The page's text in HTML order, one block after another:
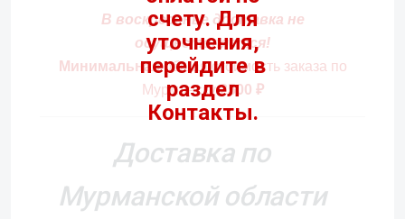
В воскресенье доставка не
осуществляется!
Минимальнаяобщая стоимость заказа по
Мурманску2500 ₽
Доставка по
Мурманской области